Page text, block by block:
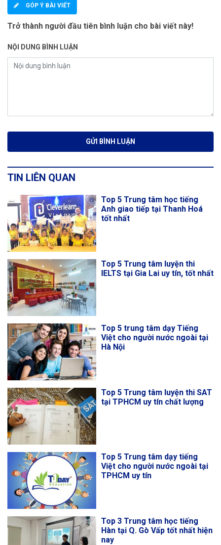
GÓP Ý BÀI VIẾT
Trở thành người đầu tiên bình luận cho bài viết này!
NỘI DUNG BÌNH LUẬN
TIN LIÊN QUAN
Top 5 Trung tâm học tiếng
Anh giao tiếp tại Thanh Hoá
tốt nhất
Top 5 Trung tâm luyện thi
IELTS tại Gia Lai uy tín, tốt nhất
Top 5 trung tâm dạy Tiếng
Việt cho người nước ngoài tại
Hà Nội
Top 5 Trung tâm luyện thi SAT
tại TPHCM uy tín chất lượng
Top 5 Trung tâm dạy tiếng
Việt cho người nước ngoài tại
TPHCM uy tín
Top 3 Trung tâm học tiếng
Hàn tại Q. Gò Vấp tốt nhất hiện
nay